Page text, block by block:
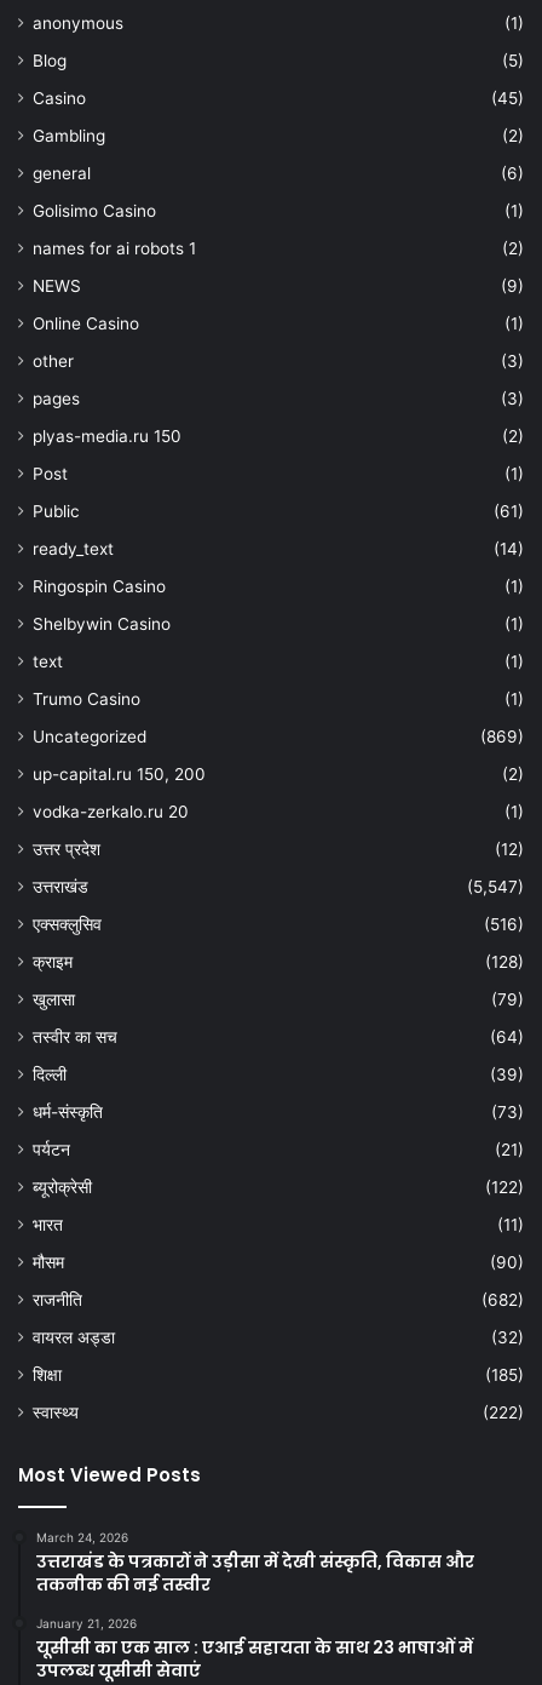
anonymous
(1)
Blog
(5)
Casino
(45)
Gambling
(2)
general
(6)
Golisimo Casino
(1)
names for ai robots 1
(2)
NEWS
(9)
Online Casino
(1)
other
(3)
pages
(3)
plyas-media.ru 150
(2)
Post
(1)
Public
(61)
ready_text
(14)
Ringospin Casino
(1)
Shelbywin Casino
(1)
text
(1)
Trumo Casino
(1)
Uncategorized
(869)
up-capital.ru 150, 200
(2)
vodka-zerkalo.ru 20
(1)
उत्तर प्रदेश
(12)
उत्तराखंड
(5,547)
एक्सक्लुसिव
(516)
क्राइम
(128)
खुलासा
(79)
तस्वीर का सच
(64)
दिल्ली
(39)
धर्म-संस्कृति
(73)
पर्यटन
(21)
ब्यूरोक्रेसी
(122)
भारत
(11)
मौसम
(90)
राजनीति
(682)
वायरल अड्डा
(32)
शिक्षा
(185)
स्वास्थ्य
(222)
Most Viewed Posts
March 24, 2026
उत्तराखंड के पत्रकारों ने उड़ीसा में देखी संस्कृति, विकास और
तकनीक की नई तस्वीर
January 21, 2026
यूसीसी का एक साल : एआई सहायता के साथ 23 भाषाओं में
उपलब्ध यूसीसी सेवाएं